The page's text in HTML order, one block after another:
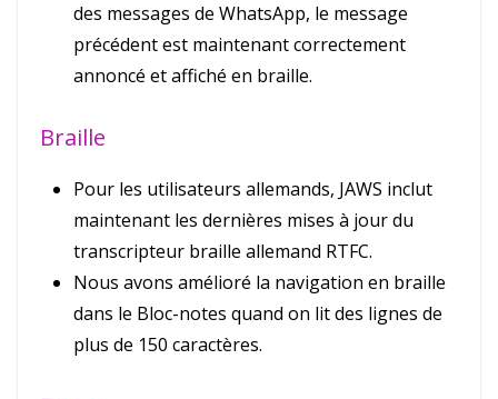
des messages de WhatsApp, le message
précédent est maintenant correctement
annoncé et affiché en braille.
Braille
Pour les utilisateurs allemands, JAWS inclut
maintenant les dernières mises à jour du
transcripteur braille allemand RTFC.
Nous avons amélioré la navigation en braille
dans le Bloc-notes quand on lit des lignes de
plus de 150 caractères.